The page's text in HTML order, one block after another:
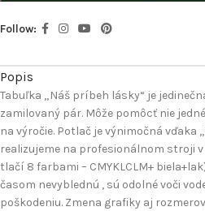
Follow:
Popis
Tabuľka „Náš príbeh lásky“ je
zamilovaný pár. Môže pomôcť nie
na výročie. Potlač je výnimočná vďaka
realizujeme na profesionálnom stroji
tlačí 8 farbami – CMYKLCLM+
časom nevyblednú , sú odolné voči
poškodeniu. Zmena grafiky aj